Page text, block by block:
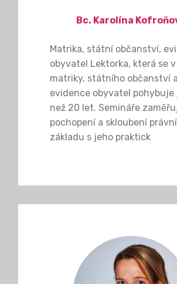
Bc. Karolína
Matrika, státní občanství,
obyvatel Lektorka, která se
matriky, státního občanství a
evidence obyvatel pohybuje
než 20 let. Semináře
pochopení a skloubení
základu s jeho praktick